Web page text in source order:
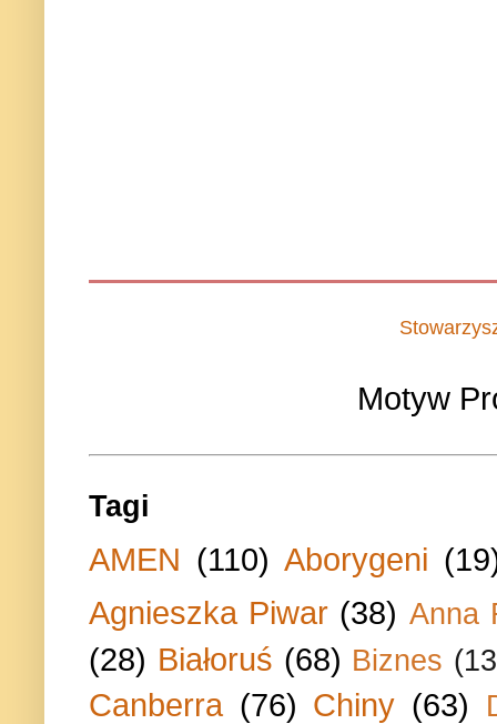
Motyw
Tagi
AMEN (110) Aborygeni
Agnieszka Piwar (38) Anna
(28) Białoruś (68) Biznes
Canberra (76) Chiny (63)